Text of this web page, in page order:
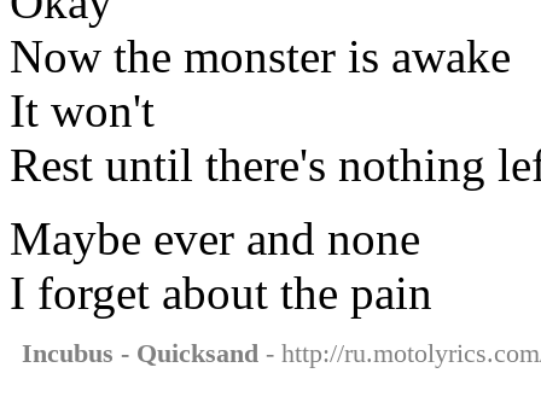
Now the monster is awake
It won't
Rest until there's nothing
Maybe ever and none
I forget about the pain
Incubus - Quicksand - http://